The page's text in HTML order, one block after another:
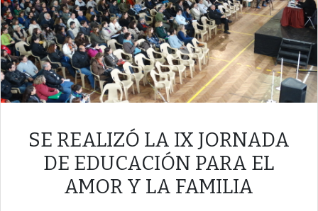
SE REALIZÓ LA IX JORNADA
DE EDUCACIÓN PARA EL
AMOR Y LA FAMILIA